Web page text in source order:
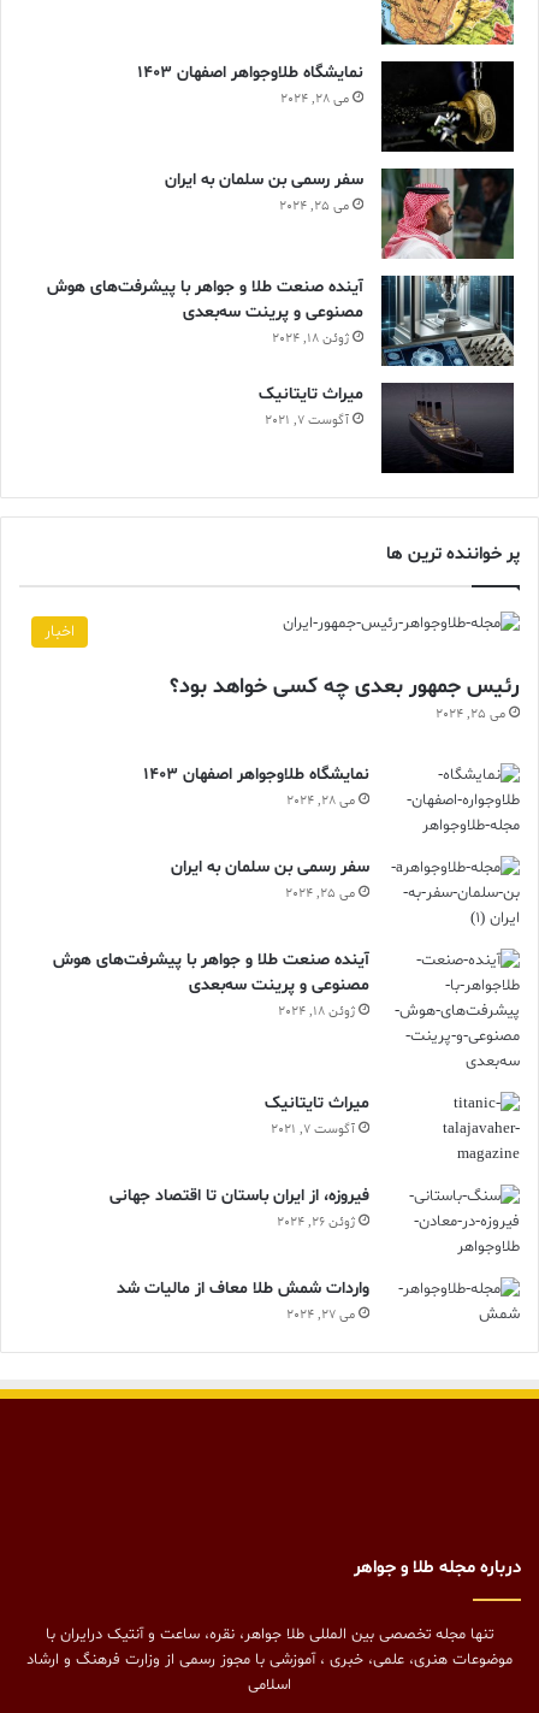
نمایشگاه طلاوجواهر اصفهان 1403
می 28, 2024
سفر رسمی بن سلمان به ایران
می 25, 2024
آینده صنعت طلا و جواهر با پیشرفت‌های هوش
مصنوعی و پرینت سه‌بعدی
ژوئن 18, 2024
ميراث تايتانيک
آگوست 7, 2021
پر خواننده ترین ها
اخبار
رئیس جمهور بعدی چه کسی خواهد بود؟
می 25, 2024
نمایشگاه طلاوجواهر اصفهان 1403
می 28, 2024
سفر رسمی بن سلمان به ایران
می 25, 2024
آینده صنعت طلا و جواهر با پیشرفت‌های هوش
مصنوعی و پرینت سه‌بعدی
ژوئن 18, 2024
ميراث تايتانيک
آگوست 7, 2021
فیروزه، از ایران باستان تا اقتصاد جهانی
ژوئن 26, 2024
واردات شمش طلا معاف از مالیات شد
می 27, 2024
درباره مجله طلا و جواهر
تنها مجله تخصصی بین المللی طلا جواهر، نقره، ساعت و آنتیک درایران با
موضوعات هنری، علمی، خبری ، آموزشی با مجوز رسمی از وزارت فرهنگ و ارشاد
اسلامی